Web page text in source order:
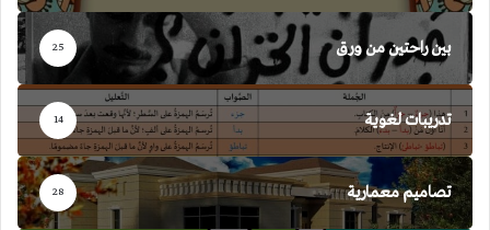
بين راحتين من ورق 25
تدريبات لغوية 14
تصاميم معمارية 28